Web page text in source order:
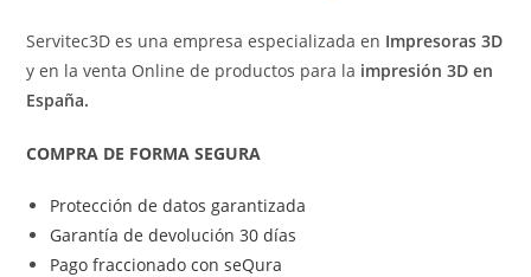
Servitec3D es una empresa especializada en Impresoras 3D
y en la venta Online de productos para la impresión 3D en
España.
COMPRA DE FORMA SEGURA
Protección de datos garantizada
Garantía de devolución 30 días
Pago fraccionado con seQura